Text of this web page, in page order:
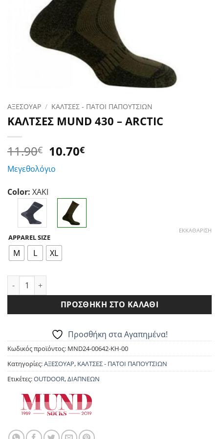
ΑΞΕΣΟΥΑΡ / ΚΑΛΤΣΕΣ - ΠΑΤΟΙ ΠΑΠΟΥΤΣΙΩΝ
ΚΑΛΤΣΕΣ MUND 430 – ARCTIC
11.90€ Original
was:
10.70€Η
10.70€.
Μεγεθολόγιο
Color: ΧΑΚΙ
APPAREL SIZE
M L XL
ΕΚΚΑΘΆΡΙΣΗ
ΚΑΛΤΣΕΣ MUND 430 – ARCTIC ποσότητα
ΠΡΟΣΘΉΚΗ ΣΤΟ ΚΑΛΆΘΙ
Προσθήκη στα Αγαπημένα!
Κωδικός προϊόντος: MND24-00642-KH-00
Κατηγορίες:ΑΞΕΣΟΥΑΡ, ΚΑΛΤΣΕΣ - ΠΑΤΟΙ ΠΑΠΟΥΤΣΙΩΝ
Ετικέτες:OUTDOOR,ΔΙΑΠΝΕΩΝ